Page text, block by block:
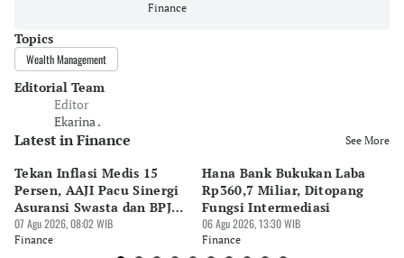
Finance
Topics
Wealth Management
Editorial Team
Editor
Ekarina .
Latest in Finance See More
Tekan Inflasi Medis 15
Persen, AAJI Pacu Sinergi
Asuransi Swasta dan BPJS
Kesehatan
07 Agu 2026, 08:02 WIB
Finance
Hana Bank Bukukan Laba
Rp360,7 Miliar, Ditopang
Fungsi Intermediasi
06 Agu 2026, 13:30 WIB
Finance